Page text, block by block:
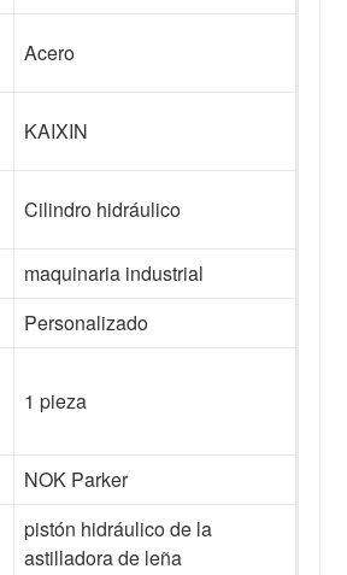
Acero
KAIXIN
Cilindro hidráulico
maquinaria industrial
Personalizado
1 pieza
NOK Parker
pistón hidráulico de la
astilladora de leña